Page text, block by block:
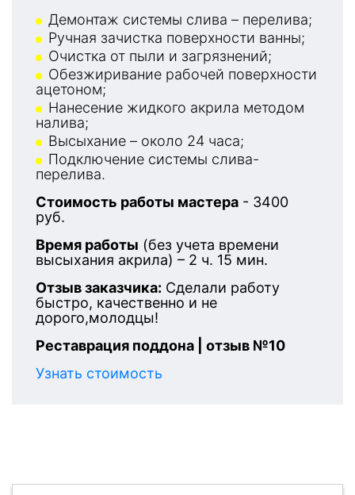
Демонтаж системы слива – перелива;
Ручная зачистка поверхности ванны;
Очистка от пыли и загрязнений;
Обезжиривание рабочей поверхности
ацетоном;
Нанесение жидкого акрила методом
налива;
Высыхание – около 24 часа;
Подключение системы слива-
перелива.
Стоимость работы мастера - 3400
руб.
Время работы (без учета времени
высыхания акрила) – 2 ч. 15 мин.
Отзыв заказчика: Сделали работу
быстро, качественно и не
дорого,молодцы!
Реставрация поддона | отзыв №10
Узнать стоимость